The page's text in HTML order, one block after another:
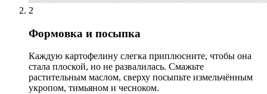
2
Формовка и посыпка
Каждую картофелину слегка приплюсните, чтобы она
стала плоской, но не развалилась. Смажьте
растительным маслом, сверху посыпьте измельчённым
укропом, тимьяном и чесноком.